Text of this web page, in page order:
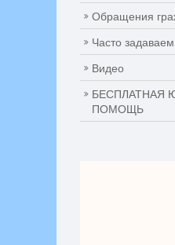
Обращения
Часто
Видео
БЕСПЛАТНАЯ
ПОМОЩЬ